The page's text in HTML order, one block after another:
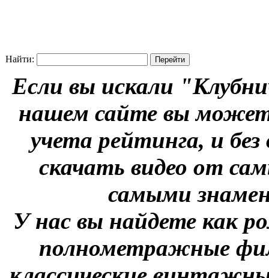
Найти:
Если вы искали
нашем сайте вы
учета рейтинга, и
скачать видео от
самыми
У нас вы найдете как
полнометражные